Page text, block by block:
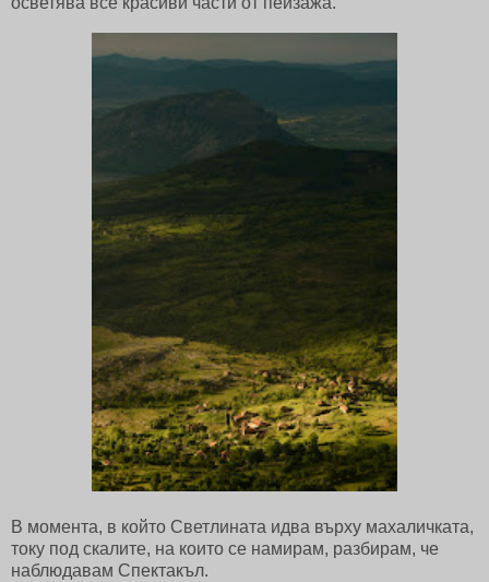
В момента, в който Светлината идва върху махаличката,
току под скалите, на които се намирам, разбирам, че
наблюдавам Спектакъл.